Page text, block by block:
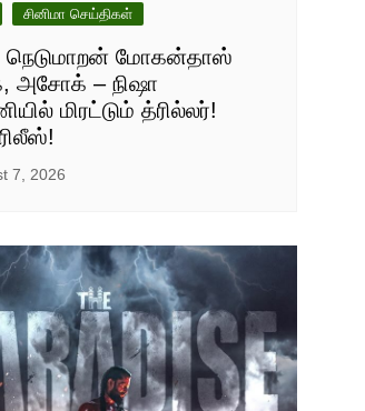
சினிமா செய்திகள்
நெடுமாறன் மோகன்தாஸ்
அசோக் – நிஷா
மிரட்டும் த்ரில்லர்!
7, 2026